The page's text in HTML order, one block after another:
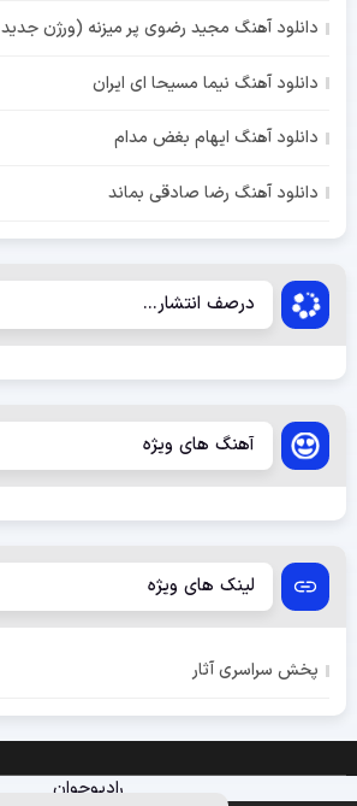
دانلود آهنگ مجید رضوی پر میزنه (ورژن جدید 2)
دانلود آهنگ نیما مسیحا ای ایران
دانلود آهنگ ایهام بغض مدام
دانلود آهنگ رضا صادقی بماند
درصف انتشار...
آهنگ های ویژه
لینک های ویژه
پخش سراسری آثار
رادیوجوان